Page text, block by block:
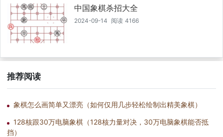
们了解介绍到，大神大概是上海人，他们曾经看过他和蒋川特级大
师的一盘棋，大神能够后手谋和顶尖特级大师，足见大神具备国手
级水平。
中国象棋杀招大全
2024-09-14 阅读 4166
推荐阅读
象棋怎么画简单又漂亮（如何仅用几步轻松绘制出精美象棋）
128核跟30万电脑象棋（128核力量对决，30万电脑象棋能否抵
挡）